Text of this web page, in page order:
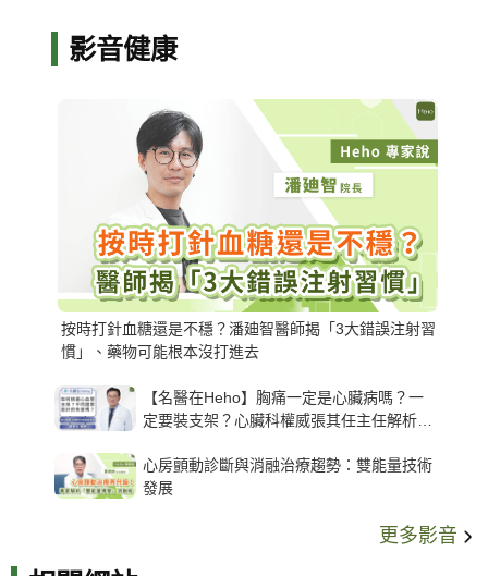
影音健康
按時打針血糖還是不穩？潘廸智醫師揭「3大錯誤注射習
慣」、藥物可能根本沒打進去
【名醫在Heho】胸痛一定是心臟病嗎？一
定要裝支架？心臟科權威張其任主任解析支
心房顫動診斷與消融治療趨勢：雙能量技術
發展
更多影音